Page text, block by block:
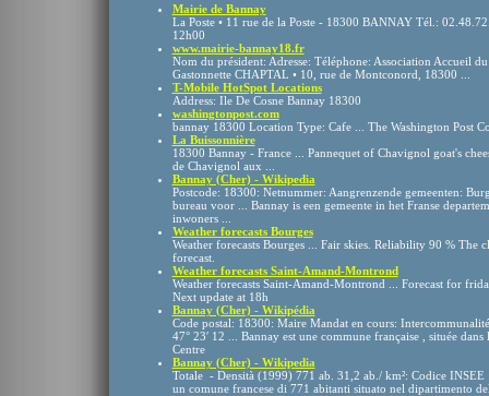
Mairie de Bannay
La Poste • 11 rue de la Poste - 18300 BANNAY Tél.:
12h00
www.mairie-bannay18.fr
Nom du président: Adresse: Téléphone: Association Accueil
Gastonnette CHAPTAL • 10, rue de Montconord, 18300 ...
T-Mobile HotSpot Locations
Address: Ile De Cosne Bannay 18300
washingtonpost.com
bannay 18300 Location Type: Cafe ... The Washington Post
La Buissonnière
18300 Bannay - France ... Pannequet of Chavignol goat's
de Chavignol aux ...
Bannay (Cher) - Wikipedia
Postcode: 18300: Netnummer: Aangrenzende gemeenten:
bureau voor ... Bannay is een gemeente in het Franse
inwoners ...
Weather forecasts Bourges
Weather forecasts Bourges ... Fair skies. Reliability 90 % The
forecast.
Weather forecasts Saint-Amand-Montrond
Weather forecasts Saint-Amand-Montrond ... Forecast for
Next update at 18h
Bannay (Cher) - Wikipédia
Code postal: 18300: Maire Mandat en cours:
47° 23′ 12 ... Bannay est une commune française , située
Centre
Bannay (Cher) - Wikipedia
Totale - Densità (1999) 771 ab. 31,2 ab./ km²: Codice
un comune francese di 771 abitanti situato nel dipartimento